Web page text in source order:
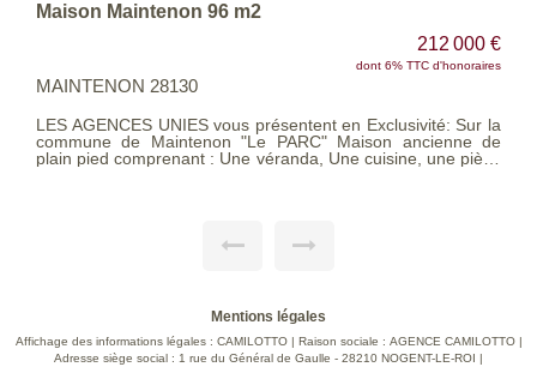
Maison Maintenon 96 m2
212 000 €
dont 6% TTC d'honoraires
MAINTENON 28130
LES AGENCES UNIES vous présentent en Exclusivité: Sur la
commune de Maintenon "Le PARC" Maison ancienne de
plain pied comprenant : Une véranda, Une cuisine, une pièce
7 consultable sur notre site
Mentions légales
Affichage des informations légales : CAMILOTTO | Raison sociale : AGENCE CAMILOTTO |
Adresse siège social : 1 rue du Général de Gaulle - 28210 NOGENT-LE-ROI |